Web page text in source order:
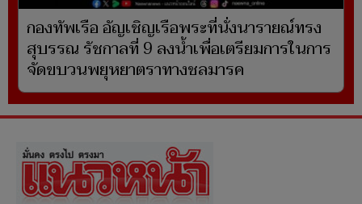
กองทัพเรือ อัญเชิญเรือพระที่นั่งนารายณ์ทรง
สุบรรณ รัชกาลที่ 9 ลงน้ำเพื่อเตรียมการในการ
จัดขบวนพยุหยาตราทางชลมารค